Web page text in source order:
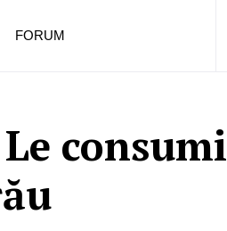
consumi
FORUM